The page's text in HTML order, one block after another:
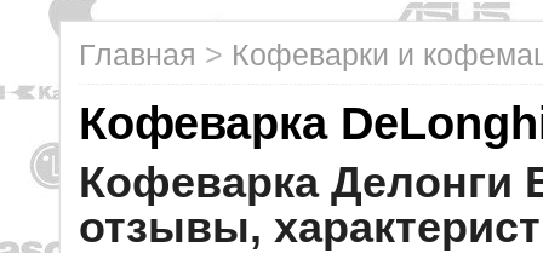
Главная > Кофеварки и
Кофеварка
Кофеварка Делонги
отзывы,